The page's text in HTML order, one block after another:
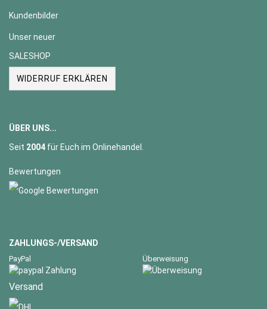
Kundenbilder
Unser neuer
SALESHOP
WIDERRUF ERKLÄREN
ÜBER UNS...
Seit 2004 für Euch im Onlinehandel.
Bewertungen
ZAHLUNGS-/VERSAND
PayPal Überweisung
Versand